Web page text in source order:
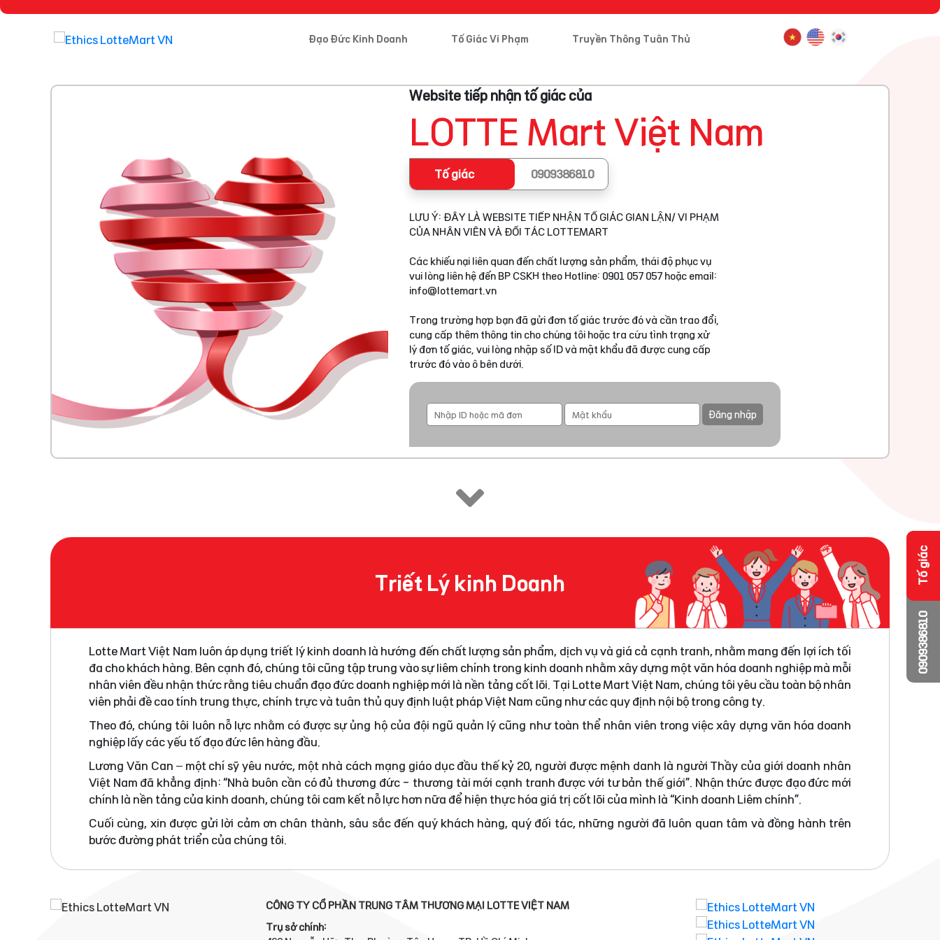
Đạo Đức Kinh Doanh Tố Giác Vi Phạm Truyền Thông Tuân Thủ
Website tiếp nhận tố giác của
LOTTE Mart Việt Nam
Tố giác 0909386810
LƯU Ý: ĐÂY LÀ WEBSITE TIẾP NHẬN TỐ GIÁC GIAN LẬN/ VI PHẠM
CỦA NHÂN VIÊN VÀ ĐỐI TÁC LOTTEMART
Các khiếu nại liên quan đến chất lượng sản phẩm, thái độ phục vụ
vui lòng liên hệ đến BP CSKH theo Hotline: 0901 057 057 hoặc email:
info@lottemart.vn
Trong trường hợp bạn đã gửi đơn tố giác trước đó và cần trao đổi,
cung cấp thêm thông tin cho chúng tôi hoặc tra cứu tình trạng xử
lý đơn tố giác, vui lòng nhập số ID và mật khẩu đã được cung cấp
trước đó vào ô bên dưới.
Đăng nhập
Triết Lý kinh Doanh
Lotte Mart Việt Nam luôn áp dụng triết lý kinh doanh là hướng đến chất lượng sản phẩm, dịch vụ và giá cả cạnh tranh, nhằm mang đến lợi ích tối
đa cho khách hàng. Bên cạnh đó, chúng tôi cũng tập trung vào sự liêm chính trong kinh doanh nhằm xây dựng một văn hóa doanh nghiệp mà mỗi
nhân viên đều nhận thức rằng tiêu chuẩn đạo đức doanh nghiệp mới là nền tảng cốt lõi. Tại Lotte Mart Việt Nam, chúng tôi yêu cầu toàn bộ nhân
viên phải đề cao tính trung thực, chính trực và tuân thủ quy định luật pháp Việt Nam cũng như các quy định nội bộ trong công ty.
Theo đó, chúng tôi luôn nỗ lực nhằm có được sự ủng hộ của đội ngũ quản lý cũng như toàn thể nhân viên trong việc xây dựng văn hóa doanh
nghiệp lấy các yếu tố đạo đức lên hàng đầu.
Lương Văn Can – một chí sỹ yêu nước, một nhà cách mạng giáo dục đầu thế kỷ 20, người được mệnh danh là người Thầy của giới doanh nhân
Việt Nam đã khẳng định: “Nhà buôn cần có đủ thương đức - thương tài mới cạnh tranh được với tư bản thế giới”. Nhận thức được đạo đức mới
chính là nền tảng của kinh doanh, chúng tôi cam kết nỗ lực hơn nữa để hiện thực hóa giá trị cốt lõi của mình là “Kinh doanh Liêm chính”.
Cuối cùng, xin được gửi lời cảm ơn chân thành, sâu sắc đến quý khách hàng, quý đối tác, những người đã luôn quan tâm và đồng hành trên
bước đường phát triển của chúng tôi.
CÔNG TY CỔ PHẦN TRUNG TÂM THƯƠNG MẠI LOTTE VIỆT NAM
Trụ sở chính:
0909386810
Tố giác